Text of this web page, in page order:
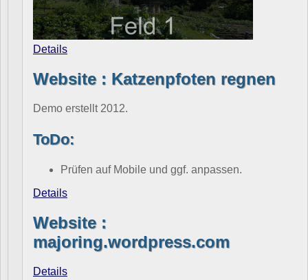
Details
Website : Katzenpfoten regnen
Demo erstellt 2012.
ToDo:
Prüfen auf Mobile und ggf. anpassen.
Details
Website :
majoring.wordpress.com
Details